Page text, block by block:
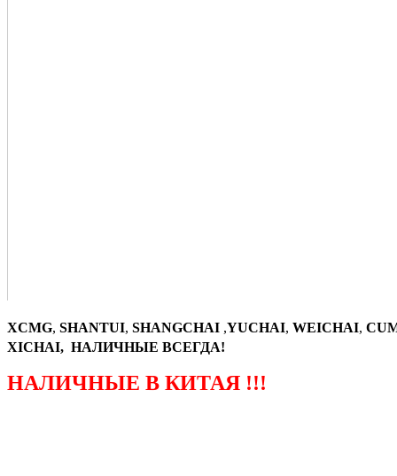
XCMG, SHANTUI, SHANGCHAI ,YUCHAI, WEICHAI,
XICHAI, НАЛИЧНЫЕ ВСЕГДА!
НАЛИЧНЫЕ В КИТАЯ !!!